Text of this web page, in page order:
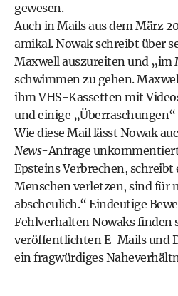
gewesen.
Auch in Mails aus dem März
amikal.Nowak schreibt über
Maxwell auszureiten und „im
schwimmen zu gehen.
ihm VHS-Kassetten mit
und einige „Überraschungen“
Wie diese Mail lässt Nowak
News-Anfrage
Epsteins Verbrechen,
Menschen verletzen, sind für
abscheulich.“ Eindeutige
Fehlverhalten Nowaks finden
veröffentlichten E-Mails und
ein fragwürdiges